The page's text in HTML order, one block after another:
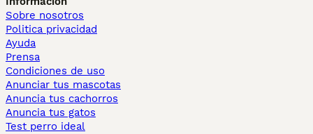
Sobre nosotros
Politica privacidad
Ayuda
Prensa
Condiciones de uso
Anunciar tus mascotas
Anuncia tus cachorros
Anuncia tus gatos
Test perro ideal